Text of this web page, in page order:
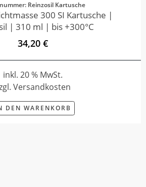
Reinzosil Kartusche
300 SI Kartusche |
| 310 ml | bis +300°C
34,20 €
inkl. 20 % MwSt.
Versandkosten
DEN WARENKORB